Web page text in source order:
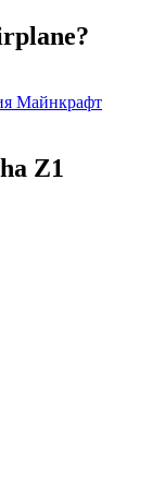
Майнкрафт
Z1